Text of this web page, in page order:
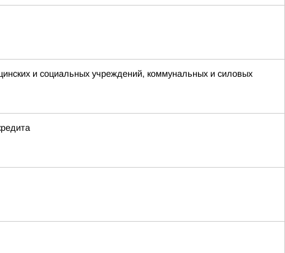
и социальных учреждений, коммунальных и силовых